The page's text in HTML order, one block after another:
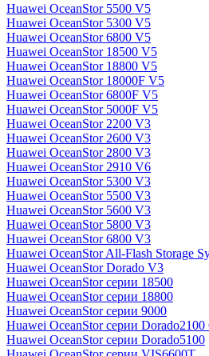
Huawei OceanStor 5500 V5
Huawei OceanStor 5300 V5
Huawei OceanStor 6800 V5
Huawei OceanStor 18500 V5
Huawei OceanStor 18800 V5
Huawei OceanStor 18000F V5
Huawei OceanStor 6800F V5
Huawei OceanStor 5000F V5
Huawei OceanStor 2200 V3
Huawei OceanStor 2600 V3
Huawei OceanStor 2800 V3
Huawei OceanStor 2910 V6
Huawei OceanStor 5300 V3
Huawei OceanStor 5500 V3
Huawei OceanStor 5600 V3
Huawei OceanStor 5800 V3
Huawei OceanStor 6800 V3
Huawei OceanStor All-Flash Storage
Huawei OceanStor Dorado V3
Huawei OceanStor серии 18500
Huawei OceanStor серии 18800
Huawei OceanStor серии 9000
Huawei OceanStor серии Dorado2100
Huawei OceanStor серии Dorado5100